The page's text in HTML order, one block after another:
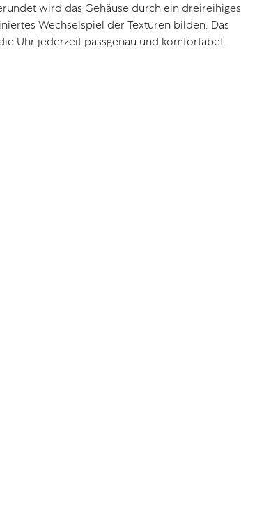
wird das Gehäuse durch ein dreireihiges
Wechselspiel der Texturen bilden. Das
Uhr jederzeit passgenau und komfortabel.